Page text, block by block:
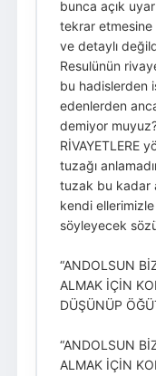
bunca açık
tekrar etmesine
ve detaylı
Resulünün
bu hadislerden
edenlerden
demiyor
RİVAYETLERE
tuzağı
tuzak bu kadar
kendi
söyleyecek
“ANDOLSUN
ALMAK İÇİN
DÜŞÜNÜP
“ANDOLSUN
ALMAK İÇİN